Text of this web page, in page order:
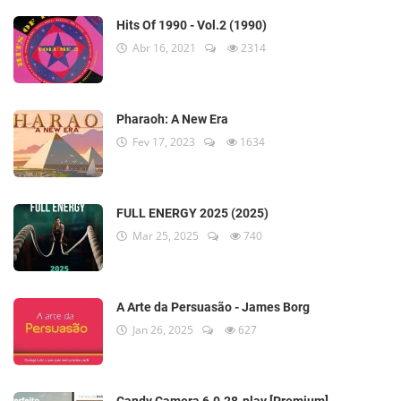
Hits Of 1990 - Vol.2 (1990)
Abr 16, 2021 2314
Pharaoh: A New Era
Fev 17, 2023 1634
FULL ENERGY 2025 (2025)
Mar 25, 2025 740
A Arte da Persuasão - James Borg
Jan 26, 2025 627